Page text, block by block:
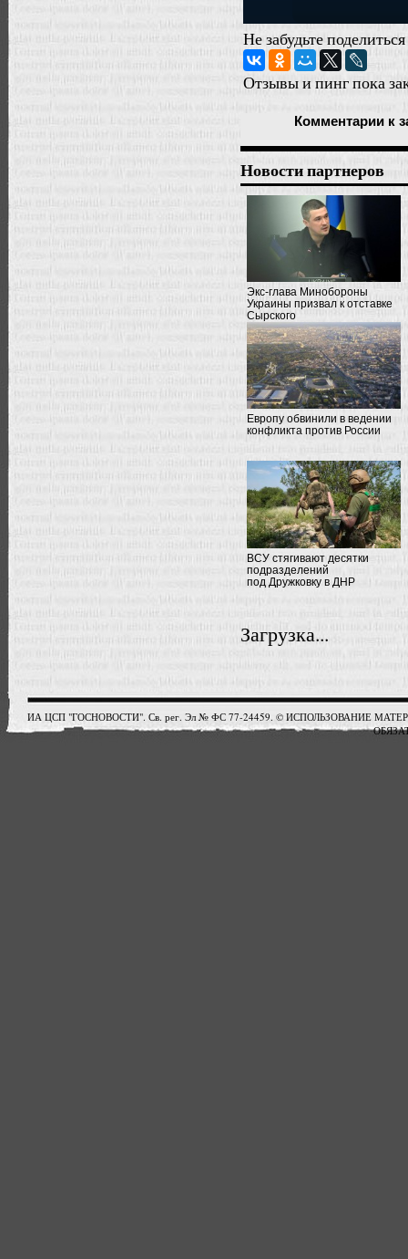
Не забудьте
Отзывы и пинг пока
Комментарии к
Новости партнеров
Экс-глава Минобороны
Украины призвал к отставке
Сырского
Европу обвинили в ведении
конфликта против России
ВСУ стягивают десятки
подразделений
под Дружковку в ДНР
Загрузка...
ИА ЦСП "ГОСНОВОСТИ". Св. рег. Эл № ФС 77-24459. © ИСПОЛЬЗОВАНИЕ